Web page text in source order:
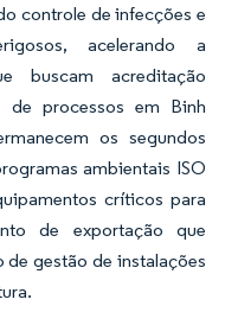
controle de infecções e
acelerando a
buscam acreditação
de processos em Binh
os segundos
ambientais ISO
críticos para
de exportação que
gestão de instalações